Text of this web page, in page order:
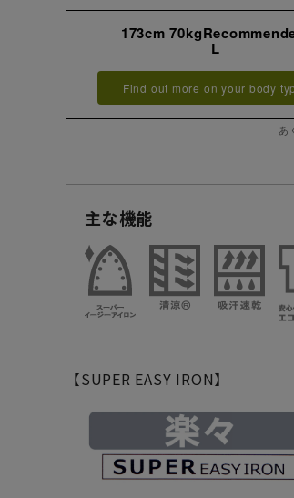
173cm
L
Find out more on your body
あ
主な機能
【SUPER EASY IRON】